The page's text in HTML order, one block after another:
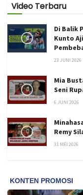
Video Terbaru
Di Balik
Kunto
23 JUNI 2026
Mia
Seni
6 JUNI 2026
Remy
31 MEI 2026